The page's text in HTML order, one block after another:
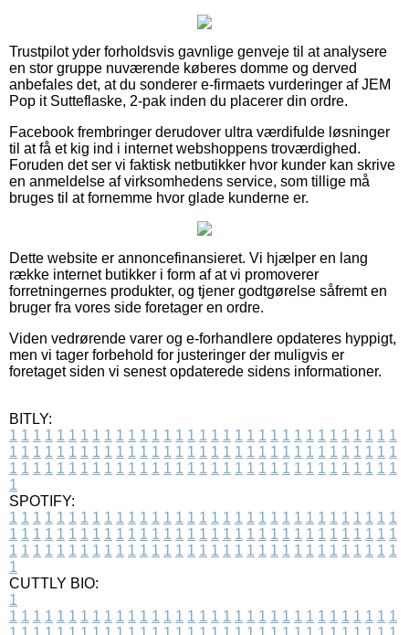
Trustpilot yder forholdsvis gavnlige genveje til at analysere
en stor gruppe nuværende køberes domme og derved
anbefales det, at du sonderer e-firmaets vurderinger af JEM
Pop it Sutteflaske, 2-pak inden du placerer din ordre.
Facebook frembringer derudover ultra værdifulde løsninger
til at få et kig ind i internet webshoppens troværdighed.
Foruden det ser vi faktisk netbutikker hvor kunder kan skrive
en anmeldelse af virksomhedens service, som tillige må
bruges til at fornemme hvor glade kunderne er.
Dette website er annoncefinansieret. Vi hjælper en lang
række internet butikker i form af at vi promoverer
forretningernes produkter, og tjener godtgørelse såfremt en
bruger fra vores side foretager en ordre.
Viden vedrørende varer og e-forhandlere opdateres hyppigt,
men vi tager forbehold for justeringer der muligvis er
foretaget siden vi senest opdaterede sidens informationer.
BITLY:
1 1 1 1 1 1 1 1 1 1 1 1 1 1 1 1 1 1 1 1 1 1 1 1 1 1 1 1 1 1 1 1 1
1 1 1 1 1 1 1 1 1 1 1 1 1 1 1 1 1 1 1 1 1 1 1 1 1 1 1 1 1 1 1 1 1
1 1 1 1 1 1 1 1 1 1 1 1 1 1 1 1 1 1 1 1 1 1 1 1 1 1 1 1 1 1 1 1 1
1
SPOTIFY:
1 1 1 1 1 1 1 1 1 1 1 1 1 1 1 1 1 1 1 1 1 1 1 1 1 1 1 1 1 1 1 1 1
1 1 1 1 1 1 1 1 1 1 1 1 1 1 1 1 1 1 1 1 1 1 1 1 1 1 1 1 1 1 1 1 1
1 1 1 1 1 1 1 1 1 1 1 1 1 1 1 1 1 1 1 1 1 1 1 1 1 1 1 1 1 1 1 1 1
1
CUTTLY BIO:
1
1 1 1 1 1 1 1 1 1 1 1 1 1 1 1 1 1 1 1 1 1 1 1 1 1 1 1 1 1 1 1 1 1